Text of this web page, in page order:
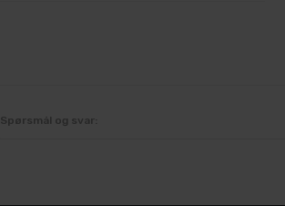
Spørsmål og svar: